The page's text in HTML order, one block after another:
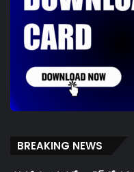
BREAKING NEWS